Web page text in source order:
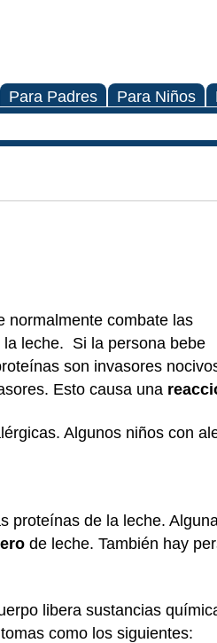
Para Padres Para Niños
normalmente combate las
la leche. Si la persona bebe
son invasores
Esto causa una
Algunos niños con
proteínas de la leche.
de leche. También hay
libera sustancias
como los siguientes: